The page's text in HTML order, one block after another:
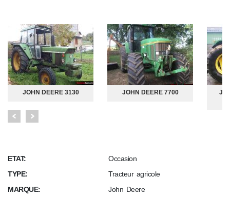
JOHN DEERE 3130 JOHN DEERE 7700
ETAT:
Occasion
TYPE:
Tracteur agricole
MARQUE:
John Deere